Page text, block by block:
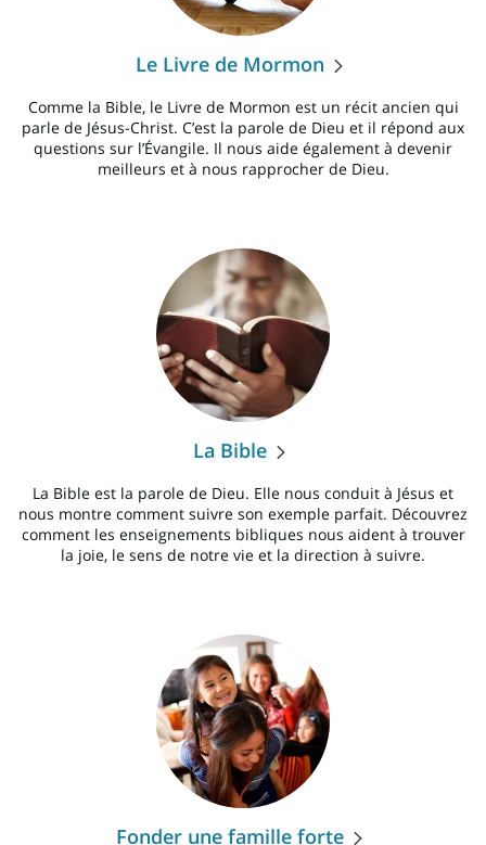
Le Livre de Mormon
Comme la Bible, le Livre de Mormon est un récit ancien qui
parle de Jésus-Christ. C’est la parole de Dieu et il répond aux
questions sur l’Évangile. Il nous aide également à devenir
meilleurs et à nous rapprocher de Dieu.
La Bible
La Bible est la parole de Dieu. Elle nous conduit à Jésus et
nous montre comment suivre son exemple parfait. Découvrez
comment les enseignements bibliques nous aident à trouver
la joie, le sens de notre vie et la direction à suivre.
Fonder une famille forte